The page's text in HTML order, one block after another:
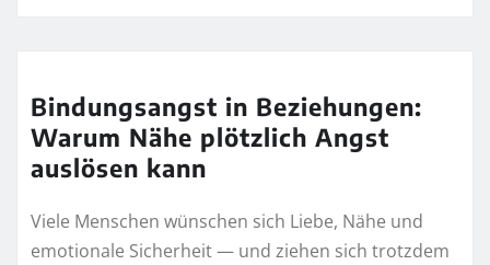
Bindungsangst in Beziehungen:
Warum Nähe plötzlich Angst
auslösen kann
Viele Menschen wünschen sich Liebe, Nähe und
emotionale Sicherheit — und ziehen sich trotzdem